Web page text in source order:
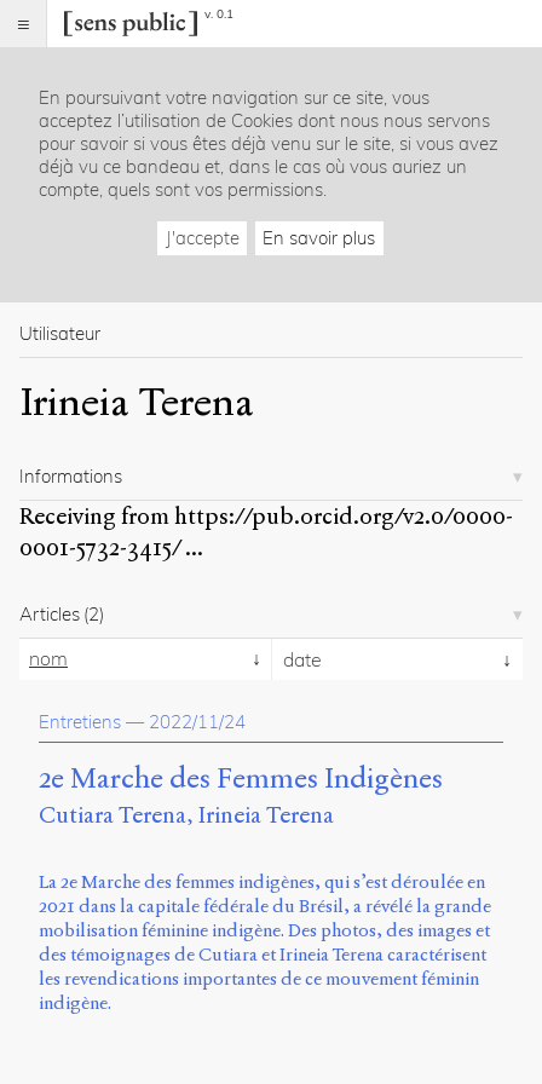
v. 0.1
Index
Rubriques
Essais
La
revue
Présentation
Publier
Contact
propos
site
Archipel
ligne
Sherbrooke
Campus
de
Longueuil
Local
B1-
En poursuivant votre navigation sur ce site, vous
acceptez l’utilisation de Cookies dont nous nous servons
pour savoir si vous êtes déjà venu sur le site, si vous avez
déjà vu ce bandeau et, dans le cas où vous auriez un
compte, quels sont vos permissions.
J'accepte En savoir plus
Utilisateur
Irineia Terena
Informations
Receiving fromhttps://pub.orcid.org/v2.0/0000-
0001-5732-3415/...
Articles (2)
nom date
Entretiens — 2022/11/24
2e Marche des Femmes Indigènes
Cutiara Terena Irineia Terena
La 2e Marche des femmes indigènes, qui s’est déroulée en
2021 dans la capitale fédérale du Brésil, a révélé la grande
mobilisation féminine indigène. Des photos, des images et
des témoignages de Cutiara et Irineia Terena caractérisent
les revendications importantes de ce mouvement féminin
indigène.